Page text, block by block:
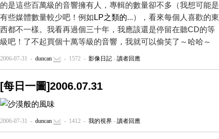
的是這些百萬級的音響擁有人，專輯的數量卻不多（我想可能是
有些媒體數量較少吧！例如 LP之類的...），看來每個人喜歡的東
西都不一樣。我看再過個三十年，我應該還是停留在聽CD的等
級吧！了不起買個十萬等級的音響，我就可以偷笑了～哈哈～
2006-07-31 - duncan - 1572 - 影像日記 - 讀者回應
[每日一圖]2006.07.31
2006-07-31 - duncan - 1412 - 我的視界 - 讀者回應